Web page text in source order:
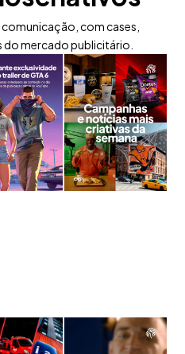
com cases,
do mercado publicitário.